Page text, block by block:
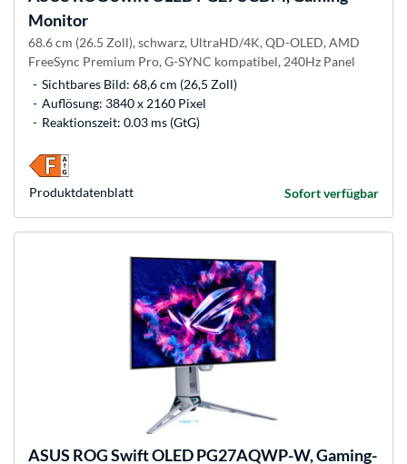
Monitor
68.6 cm (26.5 Zoll), schwarz, UltraHD/4K, QD-OLED, AMD
FreeSync Premium Pro, G-SYNC kompatibel, 240Hz Panel
Sichtbares Bild: 68,6 cm (26,5 Zoll)
Auflösung: 3840 x 2160 Pixel
Reaktionszeit: 0.03 ms (GtG)
Sofort verfügbar
Produkt­datenblatt
ASUS ROG Swift OLED PG27AQWP-W, Gaming-